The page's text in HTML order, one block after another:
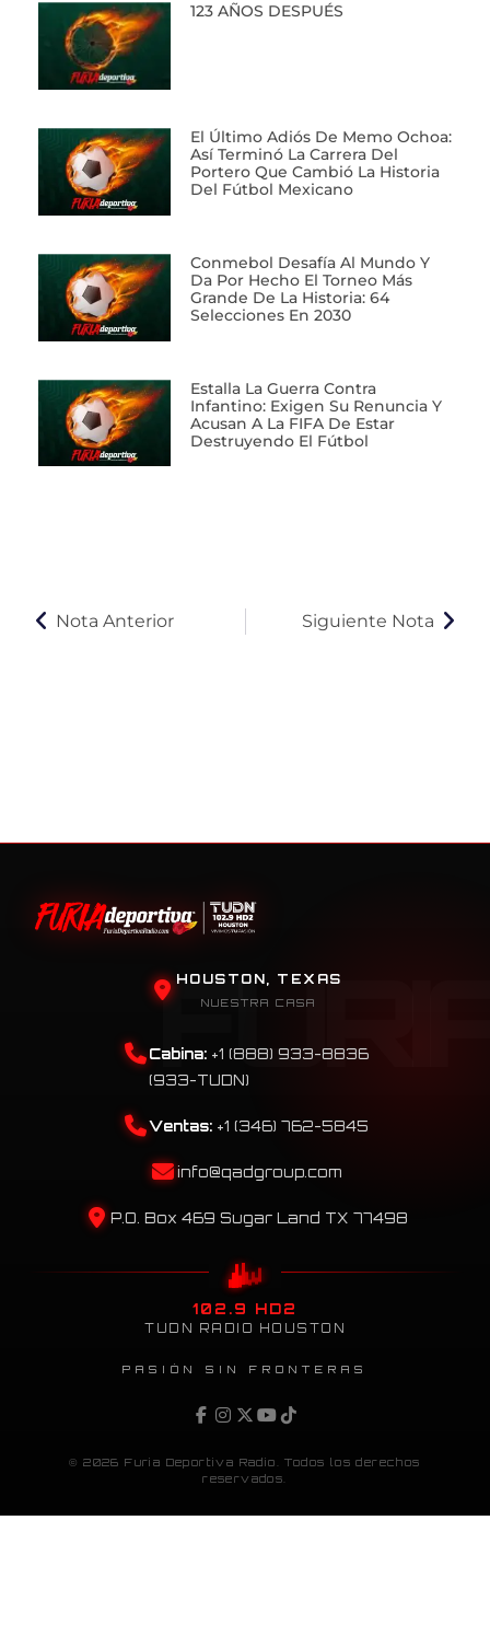
123 AÑOS DESPUÉS
El Último Adiós De Memo Ochoa:
Así Terminó La Carrera Del
Portero Que Cambió La Historia
Del Fútbol Mexicano
Conmebol Desafía Al Mundo Y
Da Por Hecho El Torneo Más
Grande De La Historia: 64
Selecciones En 2030
Estalla La Guerra Contra
Infantino: Exigen Su Renuncia Y
Acusan A La FIFA De Estar
Destruyendo El Fútbol
Nota Anterior Siguiente Nota
HOUSTON, TEXAS
NUESTRA CASA
Cabina: +1 (888) 933-8836
(933-TUDN)
Ventas: +1 (346) 762-5845
info@qadgroup.com
P.O. Box 469 Sugar Land TX 77498
102.9 HD2
TUDN RADIO HOUSTON
PASIÓN SIN FRONTERAS
© 2026 Furia Deportiva Radio. Todos los derechos
reservados.